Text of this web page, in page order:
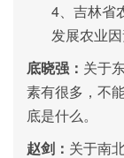
4、
吉林省
发展农业因
底晓强： 关于
素有很多，不
底是什么。
赵剑： 关于南